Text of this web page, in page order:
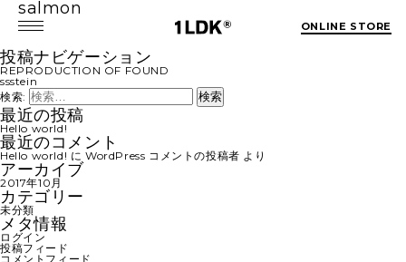
ONLINE STORE
salmon
投稿ナビゲーション
REPRODUCTION OF FOUND
ssstein
検索:
最近の投稿
Hello world!
最近のコメント
Hello world! にWordPress コメントの投稿者 より
アーカイブ
2017年10月
カテゴリー
未分類
メタ情報
ログイン
投稿フィード
コメントフィード